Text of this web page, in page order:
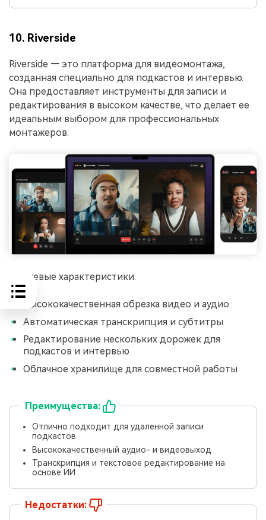
10. Riverside
Riverside — это платформа для видеомонтажа,
созданная специально для подкастов и интервью.
Она предоставляет инструменты для записи и
редактирования в высоком качестве, что делает ее
идеальным выбором для профессиональных
монтажеров.
Ключевые характеристики:
Высококачественная обрезка видео и аудио
Автоматическая транскрипция и субтитры
Редактирование нескольких дорожек для
подкастов и интервью
Облачное хранилище для совместной работы
Преимущества:
Отлично подходит для удаленной записи
подкастов
Высококачественный аудио- и видеовыход
Транскрипция и текстовое редактирование на
основе ИИ
Недостатки: